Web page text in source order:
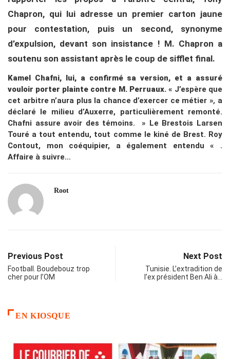
Chapron, qui lui adresse un premier carton jaune
pour contestation, puis un second, synonyme
d’expulsion, devant son insistance ! M. Chapron a
soutenu son assistant après le coup de sifflet final.
Kamel Chafni, lui, a confirmé sa version, et a assuré
vouloir porter plainte contre M. Perruaux.« J’espère que
cet arbitre n’aura plus la chance d’exercer ce métier », a
déclaré le milieu d’Auxerre, particulièrement remonté.
Chafni assure avoir des témoins. » Le Brestois Larsen
Touré a tout entendu, tout comme le kiné de Brest. Roy
Contout, mon coéquipier, a également entendu « .
Affaire à suivre…
Root
Previous Post
Football. Boudebouz trop
cher pour l’OM
Next Post
Tunisie. L’extradition de
l’ex président Ben Ali à…
EN KIOSQUE